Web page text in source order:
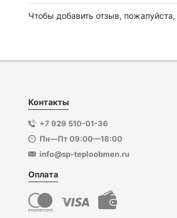
Чтобы добавить отзыв, пожалуйста,
Контакты
+7 929 510-01-36
Пн—Пт 09:00—18:00
info@sp-teploobmen.ru
Оплата